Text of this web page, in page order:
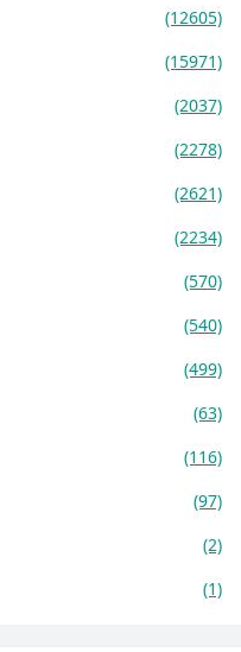
(12605)
(15971)
(2037)
(2278)
(2621)
(2234)
(570)
(540)
(499)
(63)
(116)
(97)
(2)
(1)